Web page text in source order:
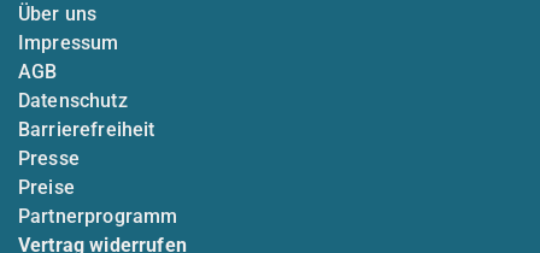
Über uns
Impressum
AGB
Datenschutz
Barrierefreiheit
Presse
Preise
Partnerprogramm
Vertrag widerrufen